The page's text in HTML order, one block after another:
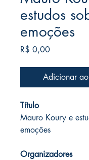
estudos
emoções
R$ 0,00Preço
Adicionar
Título
Mauro Koury e
emoções
Organizadores